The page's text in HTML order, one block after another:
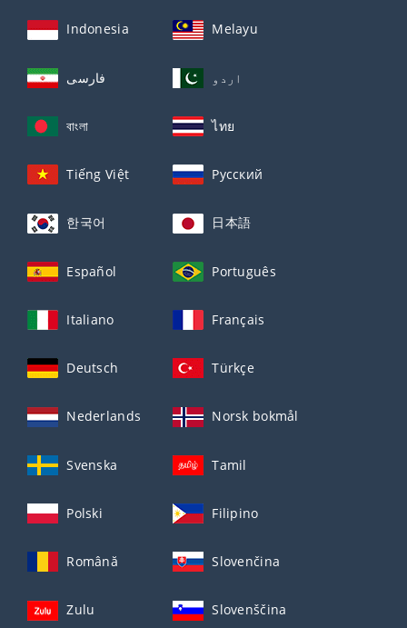
Indonesia Melayu
فارسی اردو
বাংলা ไทย
Tiếng Việt Русский
한국어 日本語
Español Português
Italiano Français
Deutsch Türkçe
Nederlands Norsk bokmål
Svenska Tamil
Polski Filipino
Română Slovenčina
Zulu Slovenščina